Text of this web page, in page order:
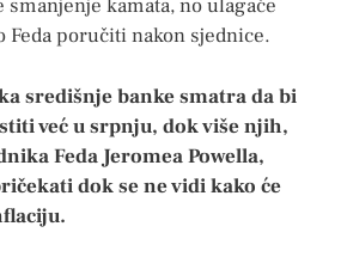
smanjenje kamata, no ulagače
Feda poručiti nakon sjednice.
središnje banke smatra da bi
već u srpnju, dok više njih,
Feda Jeromea Powella,
dok se ne vidi kako će